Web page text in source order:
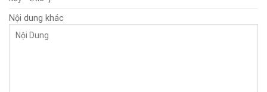
Nội dung khác